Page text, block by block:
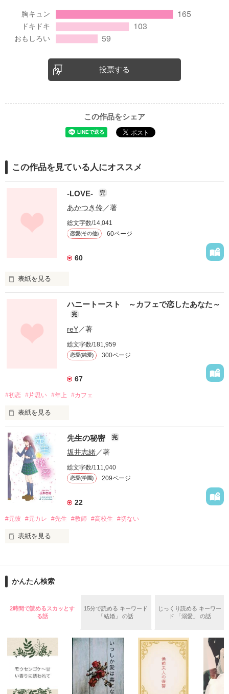
投票する
この作品をシェア
この作品を見ている人にオススメ
-LOVE- 完
あかつき伶／著
総文字数/14,041
恋愛(その他) 60ページ
60
表紙を見る
泣かせたくない？
お前を
泣かせてみたい
【2008.11】
野いちごのおススメ作品に
【2009.11】
野いちご文庫として
☆ありがとうございます☆
ハニートースト ～カフェで恋したあなた～
完
reY／著
総文字数/181,959
恋愛(純愛) 300ページ
67
#初恋 #片思い #年上 #カフェ
表紙を見る
甘い甘いハニートーストに合うのは
あなたのような苦めのコーヒー
そんな夢みたいな言葉をただただ信じて大人になった
先生の秘密 完
坂井志緒／著
総文字数/111,040
恋愛(学園) 209ページ
22
#元彼 #元カレ #先生 #教師 #高校生 #切ない
表紙を見る
運命かもしれへんな
遠距離のためやむなく別れて７ヶ月
「もう俺には話しかけるな」
「自惚れないでください」
元カノ生徒
思いと思い出がすれ違う
かんたん検索
2時間で読めるスカッとす
る話
15分で読める キーワード
「結婚」 の話
じっくり読める キーワー
ド 「溺愛」 の話